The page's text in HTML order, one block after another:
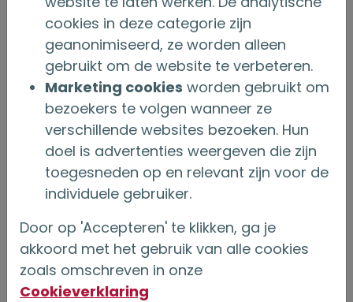
Belastingdienst. Die heeft de verzekeraar of
bank nodig als bewijs.
Heb je bij OG een storting gedaan die buiten je
jaarruimte valt? Tot 30 dagen na polisopmaak
kan de polis met terugwerkende kracht
geannuleerd worden. Let er dan wel op dat het
teruggekregen bedrag meetelt bij je vermogen
in box 3. Vervolgens kan je voor het juiste
bedrag een nieuwe offerte aanvragen. Loopt je
polis al langer dan 30 dagen, dan is het niet
meer mogelijk om deze te annuleren. Je zult
cookies in deze categorie zijn
geanonimiseerd, ze worden alleen
gebruikt om de website te verbeteren.
Marketing cookies worden gebruikt om
bezoekers te volgen wanneer ze
verschillende websites bezoeken. Hun
doel is advertenties weergeven die zijn
toegesneden op en relevant zijn voor de
individuele gebruiker.
Door op 'Accepteren' te klikken, ga je
akkoord met het gebruik van alle cookies
zoals omschreven in onze
Cookieverklaring